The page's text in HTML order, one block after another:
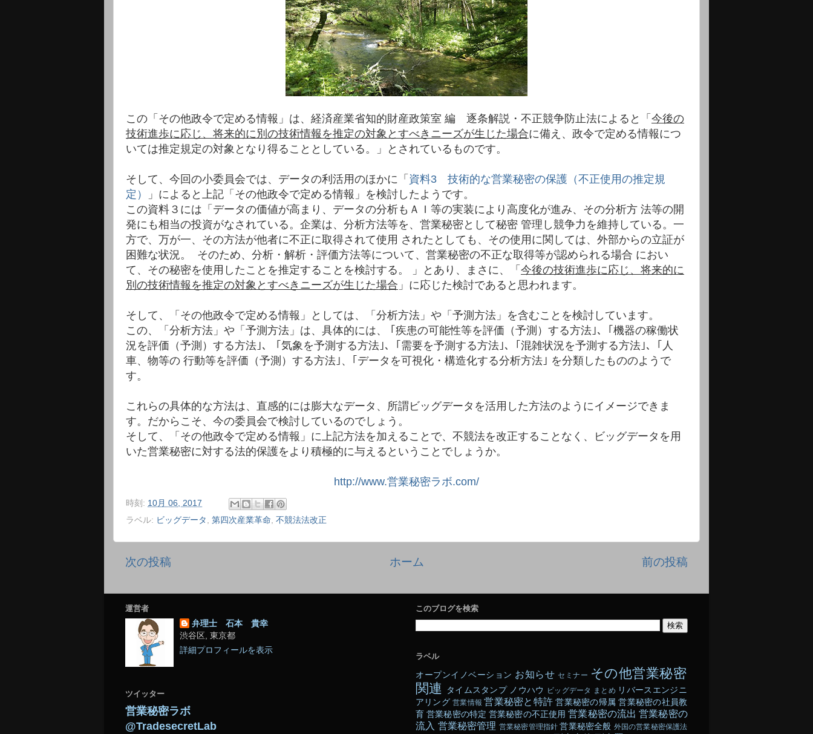
この「その他政令で定める情報」は、経済産業省知的財産政策室 編 逐条解説・不正競争防止法によると「 今後の
技術進歩に応じ、将来的に別の技術情報を推定の対象とすべきニーズが生じた場合に備え、政令で定める情報につ
いては推定規定の対象となり得ることとしている。」とされているものです。
そして、今回の小委員会では、データの利活用のほかに「 資料3 技術的な営業秘密の保護（不正使用の推定規
定）
」によると上記「その他政令で定める情報」を検討したようです。
この資料３には「データの価値が高まり、データの分析もＡＩ等の実装により高度化が進み、その分析方 法等の開
発にも相当の投資がなされている。企業は、分析方法等を、営業秘密として秘密 管理し競争力を維持している。一
方で、万が一、その方法が他者に不正に取得されて使用 されたとしても、その使用に関しては、外部からの立証が
困難な状況。 そのため、分析・解析・評価方法等について、営業秘密の不正な取得等が認められる場合 におい
て、その秘密を使用したことを推定することを検討する。 」とあり、まさに、「 今後の技術進歩に応じ、将来的に
別の技術情報を推定の対象とすべきニーズが生じた場合 」に応じた検討であると思われます。
そして、「その他政令で定める情報」としては、「分析方法」や「予測方法」を含むことを検討しています。
この、「分析方法」や「予測方法」は、具体的には、 ｢疾患の可能性等を評価（予測）する方法｣、｢機器の稼働状
況を評価（予測）する方法｣、 ｢気象を予測する方法｣、｢需要を予測する方法｣、｢混雑状況を予測する方法｣、｢人
車、物等の 行動等を評価（予測）する方法｣、｢データを可視化・構造化する分析方法｣ を分類したもののようで
す。
これらの具体的な方法は、直感的には膨大なデータ、所謂ビッグデータを活用した方法のようにイメージできま
す。だからこそ、今の委員会で検討しているのでしょう。
そして、「その他政令で定める情報」に上記方法を加えることで、不競法を改正することなく、ビッグデータを用
いた営業秘密に対する法的保護をより積極的に与えるということでしょうか。
http://www.営業秘密ラボ.com/
時刻: 10月 06, 2017
ラベル: ビッグデータ 第四次産業革命 不競法法改正
次の投稿 前の投稿
ホーム
運営者
弁理士 石本 貴幸
渋谷区, 東京都
詳細プロフィールを表示
ツイッター
営業秘密ラボ
@TradesecretLab
このブログを検索
ラベル
オープンイノベーション お知らせ セミナー その他営業秘密
関連
タイムスタンプ ノウハウ ビッグデータ まとめ リバースエンジニ
アリング 営業情報 営業秘密と特許 営業秘密の帰属 営業秘密の社員教
育 営業秘密の特定 営業秘密の不正使用 営業秘密の流出 営業秘密の
流入 営業秘密管理 営業秘密管理指針 営業秘密全般 外国の営業秘密保護法